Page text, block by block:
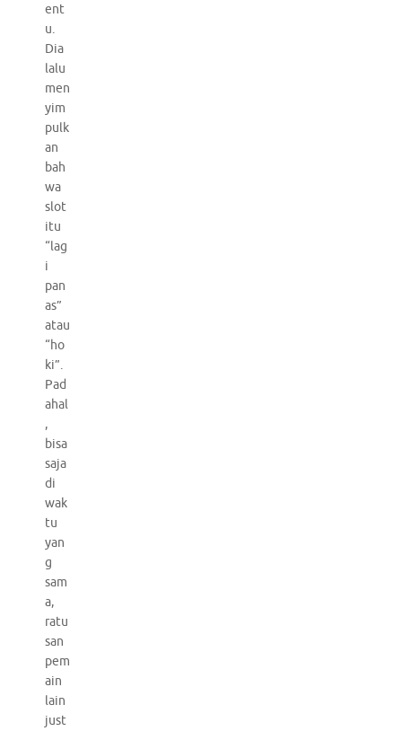
ent
u.
Dia
lalu
men
yim
pulk
an
bah
wa
slot
itu
“lag
i
pan
as”
atau
“ho
ki”.
Pad
ahal
,
bisa
saja
di
wak
tu
yan
g
sam
a,
ratu
san
pem
ain
lain
just